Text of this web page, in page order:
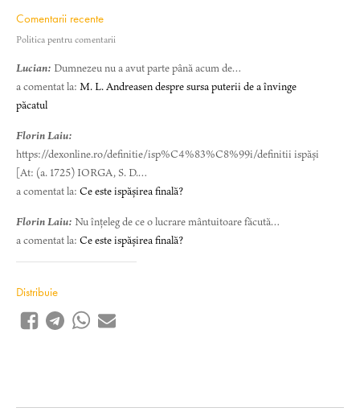
Comentarii recente
Politica pentru comentarii
Lucian: Dumnezeu nu a avut parte până acum de…
a comentat la: M. L. Andreasen despre sursa puterii de a învinge
păcatul
Florin Laiu:
https://dexonline.ro/definitie/isp%C4%83%C8%99i/definitii ispăși
[At: (a. 1725) IORGA, S. D.…
a comentat la: Ce este ispășirea finală?
Florin Laiu: Nu înțeleg de ce o lucrare mântuitoare făcută…
a comentat la: Ce este ispășirea finală?
Distribuie